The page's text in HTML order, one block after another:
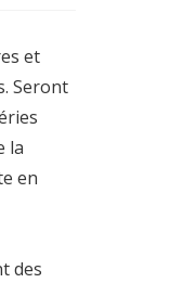
et
Seront
la
en
des